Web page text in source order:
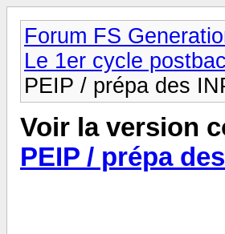
Forum FS
Le 1er cycle
PEIP / prépa des
Voir la version
PEIP / prépa